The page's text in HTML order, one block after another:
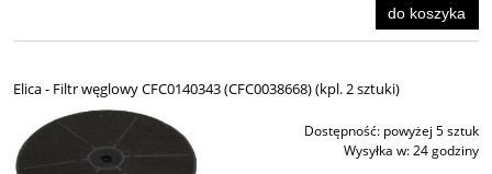
do koszyka
Elica - Filtr węglowy CFC0140343 (CFC0038668) (kpl. 2 sztuki)
Dostępność: powyżej 5 sztuk
Wysyłka w:24 godziny